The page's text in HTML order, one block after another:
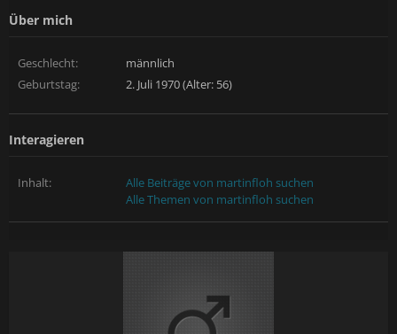
Über mich
Geschlecht:
männlich
Geburtstag:
2. Juli 1970 (Alter: 56)
Interagieren
Inhalt:
Alle Beiträge von martinfloh suchen
Alle Themen von martinfloh suchen